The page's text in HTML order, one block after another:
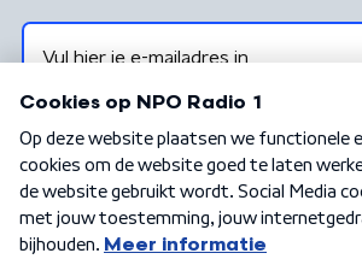
Algemene voorwaarden